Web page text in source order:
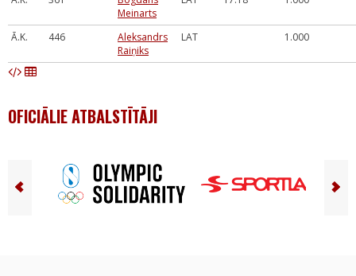
Meinarts
Ā.K. 446
Aleksandrs
Raiņiks
LAT 1.000
OFICIĀLIE ATBALSTĪTĀJI